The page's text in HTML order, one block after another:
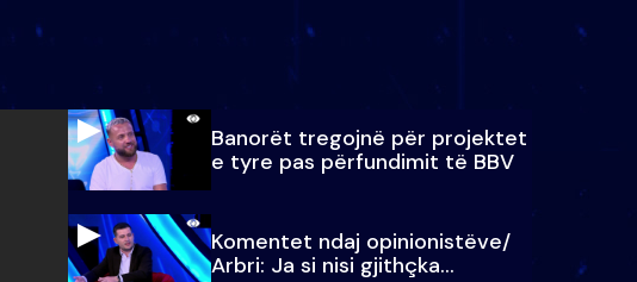
Banorët tregojnë për projektet
e tyre pas përfundimit të BBV
Komentet ndaj opinionistëve/
Arbri: Ja si nisi gjithçka…